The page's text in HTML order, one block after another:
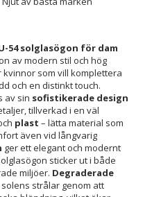
54 solglasögon för dam
av modern stil och hög
som vill komplettera
och en distinkt touch.
av sin sofistikerade design
tillverkad i en väl
plast – lätta material som
även vid långvarig
ger ett elegant och modernt
sticker ut i både
miljöer. Degraderade
strålar genom att